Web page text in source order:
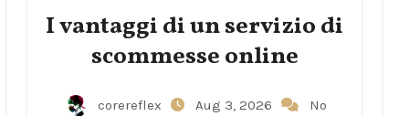
I vantaggi di un servizio di
scommesse online
corereflex Aug 3, 2026
No